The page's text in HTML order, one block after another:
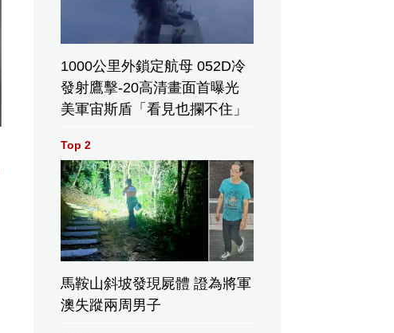
1000公里外鎖定航母 052D冷
發射鷹擊-20高清畫面首曝光
美軍宙斯盾「看見也攔不住」
Top 2
馬鞍山斜坡發現屍體 證為將軍
澳失蹤兩周男子